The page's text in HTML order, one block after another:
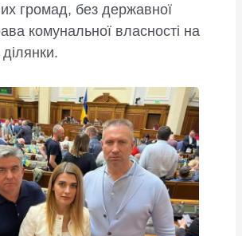
громад, без державної
комунальної власності на
ділянки.